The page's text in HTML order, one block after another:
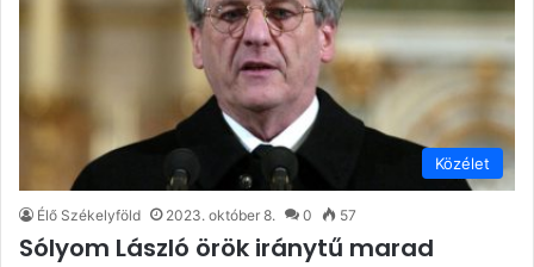
Közélet
Élő Székelyföld 2023. október 8. 0 57
Sólyom László örök iránytű marad